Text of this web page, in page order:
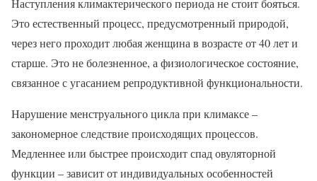
Это естественный процесс, предусмотренный природой,
через него проходит любая женщина в возрасте от 40 лет и
старше. Это не болезненное, а физиологическое состояние,
связанное с угасанием репродуктивной функциональности.
Нарушение менструального цикла при климаксе –
закономерное следствие происходящих процессов.
Медленнее или быстрее происходит спад овуляторной
функции – зависит от индивидуальных особенностей